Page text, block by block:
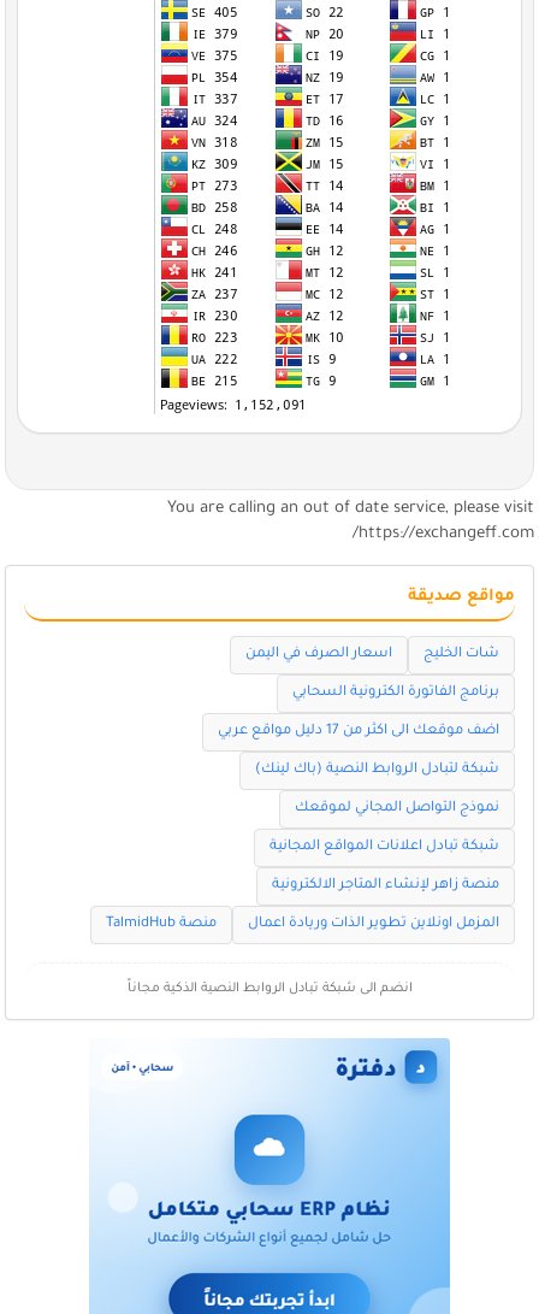
You are calling an out of date service, please visit
https://exchangeff.com/
مواقع صديقة
شات الخليج اسعار الصرف في اليمن
برنامج الفاتورة الكترونية السحابي
اضف موقعك الى اكثر من 17 دليل مواقع عربي
شبكة لتبادل الروابط النصية (باك لينك)
نموذج التواصل المجاني لموقعك
شبكة تبادل اعلانات المواقع المجانية
منصة زاهر لإنشاء المتاجر الالكترونية
المزمل اونلاين تطوير الذات وريادة اعمال منصة TalmidHub
انضم الى شبكة تبادل الروابط النصية الذكية مجاناً